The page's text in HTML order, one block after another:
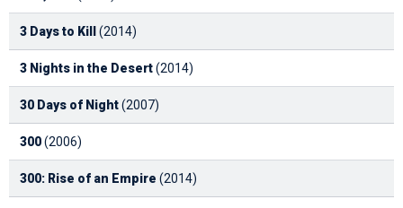
3 Days to Kill (2014)
3 Nights in the Desert(2014)
30 Days of Night(2007)
300(2006)
300: Rise of an Empire (2014)